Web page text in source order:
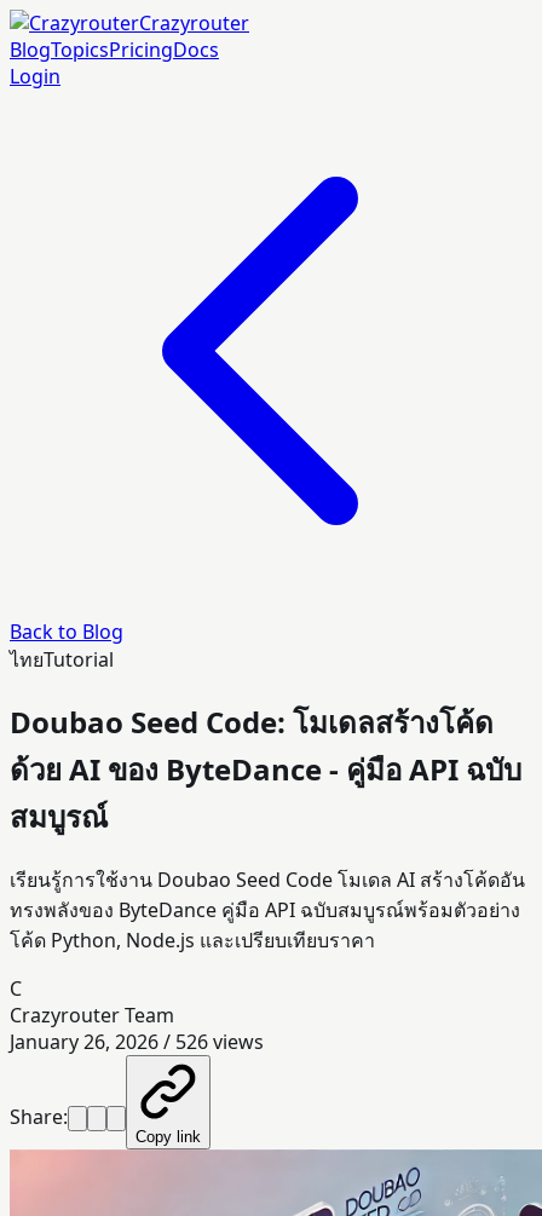
Crazyrouter
BlogTopicsPricingDocs
Login
Back to Blog
ไทยTutorial
Doubao Seed Code: โมเดลสร้างโค้ด
ด้วย AI ของ ByteDance - คู่มือ API ฉบับ
สมบูรณ์
เรียนรู้การใช้งาน Doubao Seed Code โมเดล AI สร้างโค้ดอัน
ทรงพลังของ ByteDance คู่มือ API ฉบับสมบูรณ์พร้อมตัวอย่าง
โค้ด Python, Node.js และเปรียบเทียบราคา
C
Crazyrouter Team
January 26, 2026/ 526views
Share:
Copy link